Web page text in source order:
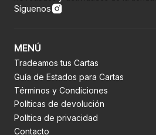
Síguenos
MENÚ
Tradeamos tus Cartas
Guía de Estados para Cartas
Términos y Condiciones
Políticas de devolución
Política de privacidad
Contacto